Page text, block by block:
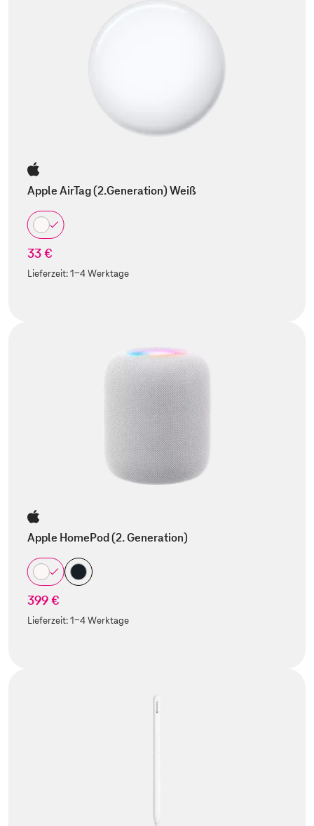
Apple AirTag (2.Generation) Weiß
33 €
Lieferzeit:1-4 Werktage
Apple HomePod (2. Generation)
399 €
Lieferzeit:1-4 Werktage